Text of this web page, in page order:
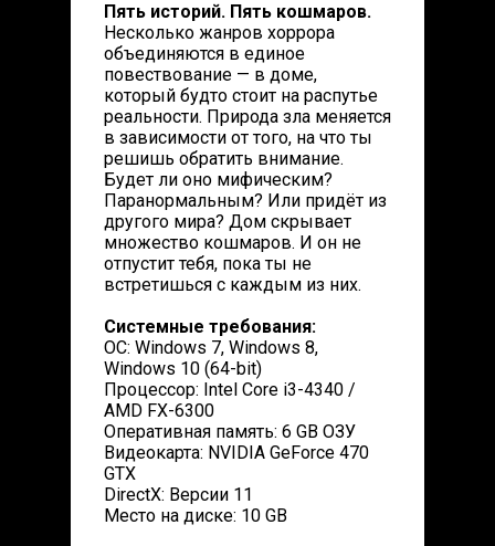
Пять историй. Пять кошмаров.
Несколько жанров хоррора
объединяются в единое
повествование — в доме,
который будто стоит на распутье
реальности. Природа зла меняется
в зависимости от того, на что ты
решишь обратить внимание.
Будет ли оно мифическим?
Паранормальным? Или придёт из
другого мира? Дом скрывает
множество кошмаров. И он не
отпустит тебя, пока ты не
встретишься с каждым из них.
Системные требования:
ОС: Windows 7, Windows 8,
Windows 10 (64-bit)
Процессор: Intel Core i3-4340 /
AMD FX-6300
Оперативная память: 6 GB ОЗУ
Видеокарта: NVIDIA GeForce 470
GTX
DirectX: Версии 11
Место на диске: 10 GB